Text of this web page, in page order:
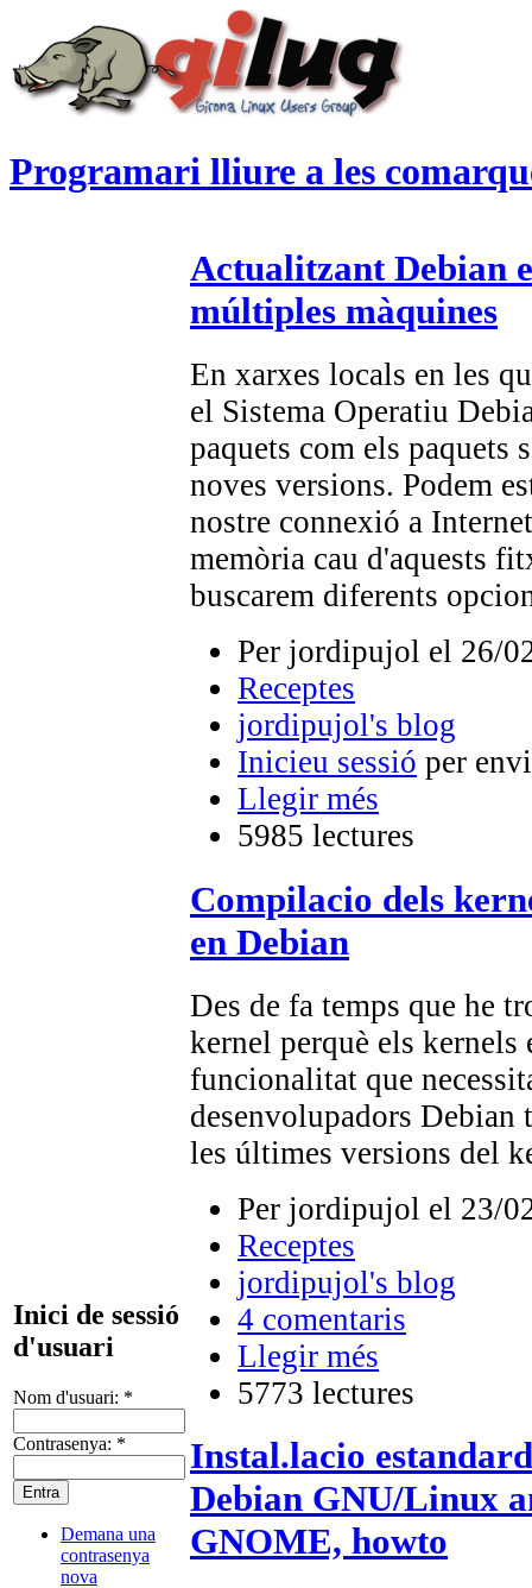
Programari lliure a les
Inici de sessió
d'usuari
Nom d'usuari: *
Contrasenya: *
Demana una
contrasenya
nova
Actualitzant Debian
múltiples màquines
En xarxes locals en les
el Sistema Operatiu
paquets com els paquets
noves versions. Podem
nostre connexió a
memòria cau d'aquests
buscarem diferents
Per jordipujol el 26/
Receptes
jordipujol's blog
Inicieu sessió per
Llegir més
5985 lectures
Compilacio dels
en Debian
Des de fa temps que he
kernel perquè els kernels
funcionalitat que
desenvolupadors
les últimes versions del
Per jordipujol el 23/
Receptes
jordipujol's blog
4 comentaris
Llegir més
5773 lectures
Instal.lacio
Debian GNU/Linux
GNOME, howto